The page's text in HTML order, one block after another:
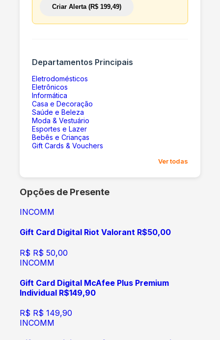
Criar Alerta (R$ 199,49)
Departamentos Principais
Eletrodomésticos
Eletrônicos
Informática
Casa e Decoração
Saúde e Beleza
Moda & Vestuário
Esportes e Lazer
Bebês e Crianças
Gift Cards & Vouchers
Ver todas
Opções de Presente
INCOMM
Gift Card Digital Riot Valorant R$50,00
R$ R$ 50,00
INCOMM
Gift Card Digital McAfee Plus Premium
Individual R$149,90
R$ R$ 149,90
INCOMM